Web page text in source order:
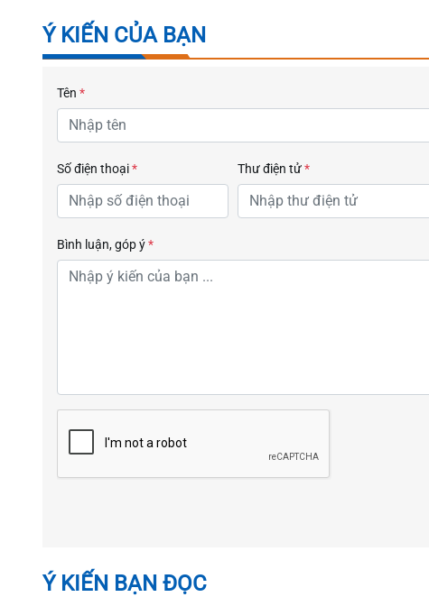
Ý KIẾN CỦA BẠN
Tên *
Số điện thoại* Thư điện tử*
Bình luận, góp ý*
Ý KIẾN BẠN ĐỌC